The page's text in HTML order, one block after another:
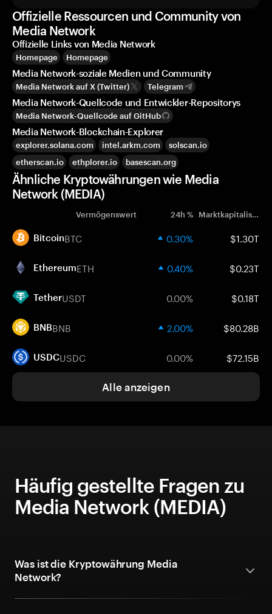
Offizielle Ressourcen und Community von
Media Network
Offizielle Links von Media Network
Homepage Homepage
Media Network-soziale Medien und Community
Media Network auf X (Twitter) Telegram
Media Network-Quellcode und Entwickler-Repositorys
Media Network-Quellcode auf GitHub
Media Network-Blockchain-Explorer
explorer.solana.com intel.arkm.com
solscan.io
etherscan.io
ethplorer.io basescan.org
Ähnliche Kryptowährungen wie Media
Network (MEDIA)
Vermögenswert 24h % Marktkapitalisierung
BitcoinBTC 0.30% $1.30T
EthereumETH 0.40% $0.23T
TetherUSDT 0.00% $0.18T
BNBBNB 2.00% $80.28B
USDCUSDC 0.00% $72.15B
Alle anzeigen
Häufig gestellte Fragen zu
Media Network (MEDIA)
Was ist die Kryptowährung Media
Network?